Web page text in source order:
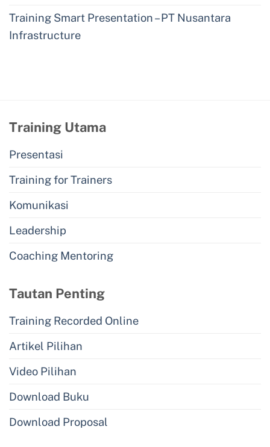
Training Smart Presentation – PT Nusantara
Infrastructure
Training Utama
Presentasi
Training for Trainers
Komunikasi
Leadership
Coaching Mentoring
Tautan Penting
Training Recorded Online
Artikel Pilihan
Video Pilihan
Download Buku
Download Proposal